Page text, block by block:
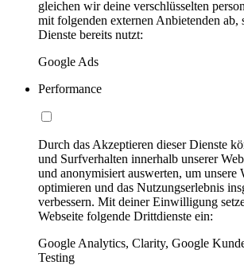
gleichen wir deine verschlüsselten
mit folgenden externen Anbietenden ab,
Dienste bereits nutzt:
Google Ads
Performance
Durch das Akzeptieren dieser Dienste
und Surfverhalten innerhalb unserer
und anonymisiert auswerten, um unsere
optimieren und das Nutzungserlebnis
verbessern. Mit deiner Einwilligung
Webseite folgende Drittdienste ein:
Google Analytics, Clarity, Google
Testing